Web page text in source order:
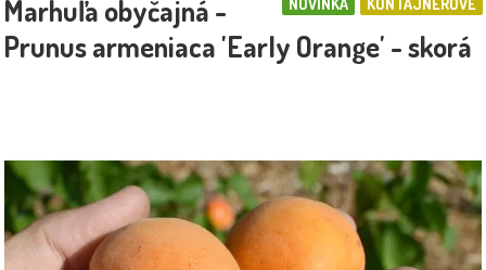
Marhuľa obyčajná -
Prunus armeniaca 'Early Orange' - skorá